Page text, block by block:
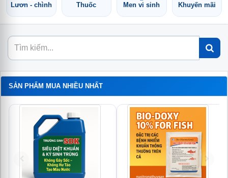
Lươn - chình Thuốc Men vi sinh Khuyến mãi
SẢN PHẨM MUA NHIỀU NHẤT